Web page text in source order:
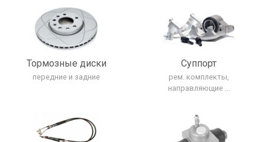
Тормозные диски
передние и задние
Cуппорт
рем. комплекты,
направляющие ...